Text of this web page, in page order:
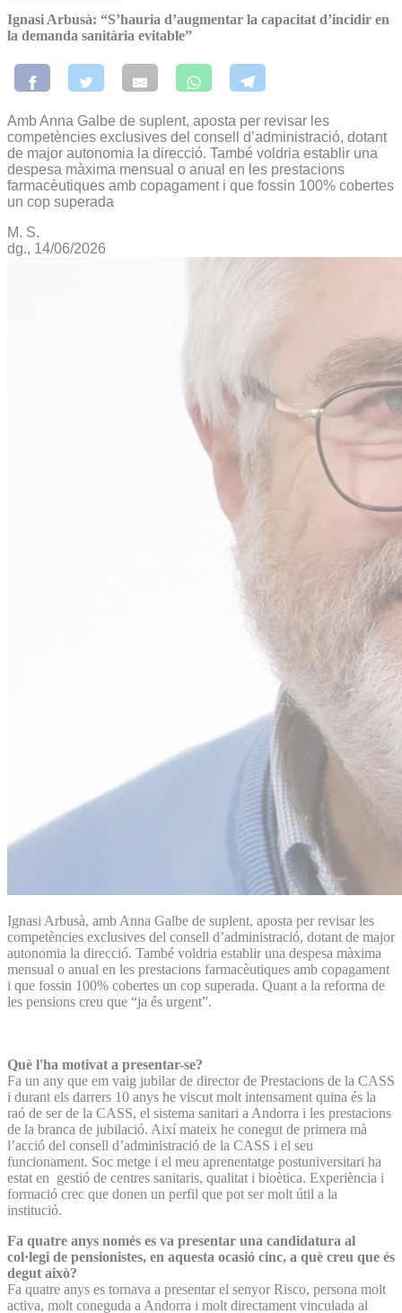
Ignasi Arbusà: “S’hauria d’augmentar la capacitat d’incidir en
la demanda sanitària evitable”
Amb Anna Galbe de suplent, aposta per revisar les
competències exclusives del consell d’administració, dotant
de major autonomia la direcció. També voldria establir una
despesa màxima mensual o anual en les prestacions
farmacèutiques amb copagament i que fossin 100% cobertes
un cop superada
M. S.
dg., 14/06/2026
Ignasi Arbusà, amb Anna Galbe de suplent, aposta per revisar les
competències exclusives del consell d’administració, dotant de major
autonomia la direcció. També voldria establir una despesa màxima
mensual o anual en les prestacions farmacèutiques amb copagament
i que fossin 100% cobertes un cop superada. Quant a la reforma de
les pensions creu que “ja és urgent”.
Què l'ha motivat a presentar-se?
Fa un any que em vaig jubilar de director de Prestacions de la CASS
i durant els darrers 10 anys he viscut molt intensament quina és la
raó de ser de la CASS, el sistema sanitari a Andorra i les prestacions
de la branca de jubilació. Així mateix he conegut de primera mà
l’acció del consell d’administració de la CASS i el seu
funcionament. Soc metge i el meu aprenentatge postuniversitari ha
estat en gestió de centres sanitaris, qualitat i bioètica. Experiència i
formació crec que donen un perfil que pot ser molt útil a la
institució.
Fa quatre anys només es va presentar una candidatura al
col·legi de pensionistes, en aquesta ocasió cinc, a què creu que és
degut això?
Fa quatre anys es tornava a presentar el senyor Risco, persona molt
activa, molt coneguda a Andorra i molt directament vinculada al